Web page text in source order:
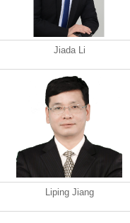
Jiada Li
Liping Jiang